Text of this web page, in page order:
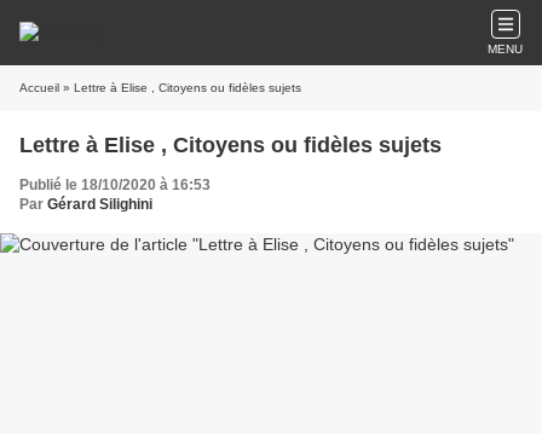
MENU
Accueil » Lettre à Elise , Citoyens ou fidèles sujets
Lettre à Elise , Citoyens ou fidèles sujets
Publié le 18/10/2020 à 16:53
Par Gérard Silighini